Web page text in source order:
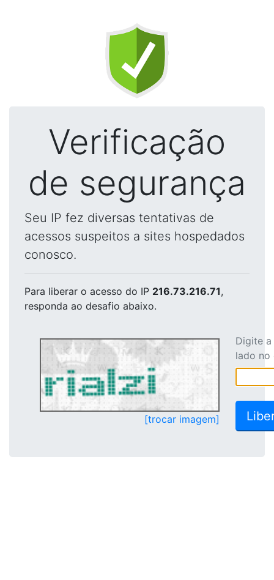
Verificação
de segurança
Seu IP fez diversas tentativas de
acessos suspeitos a sites hospedados
conosco.
Para liberar o acesso do IP 216.73.216.71,
responda ao desafio abaixo.
[trocar imagem]
Digite
lado no